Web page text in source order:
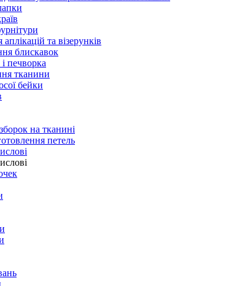
машин
машин
для побутових розпошивальних машин
та візерунків
блискавок
печворка
тканини
бейки
на тканині
петель